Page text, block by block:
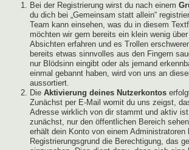
Bei der Registrierung wirst du nach einem
du dich bei „Gemeinsam statt allein“
Team kann einsehen, was du in diesem
möchten wir gern bereits ein klein wenig
Absichten erfahren und es Trollen
bereits etwas sinnvolles aus den Fingern
nur Blödsinn eingibt oder als jemand
einmal gebannt haben, wird von uns an
aussortiert.
Die Aktivierung deines Nutzerkontos
Zunächst per E-Mail womit du uns zeigst,
Adresse wirklich von dir stammt und aktiv
zunächst, nur den öffentlichen Bereich
erhält dein Konto von einem Administratoren
Registrierungsgrund die Berechtigung, das